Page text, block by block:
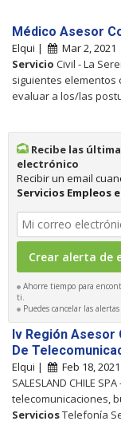
Médico Asesor
Elqui | Mar 2, 2021
Servicio Civil - La
siguientes elementos
evaluar a los/las
Recibe las
electrónico
Recibir un email
Servicios Empleos
Ahorre tiempo para
ti.
Puedes cancelar las
Iv Región Asesor
De
Elqui | Feb 18, 2021
SALESLAND CHILE
telecomunicaciones,
ServiciosTelefonía